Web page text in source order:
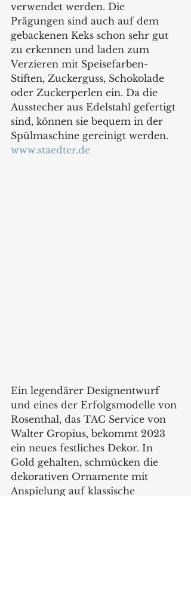
verwendet werden. Die
Prägungen sind auch auf dem
gebackenen Keks schon sehr gut
zu erkennen und laden zum
Verzieren mit Speisefarben-
Stiften, Zuckerguss, Schokolade
oder Zuckerperlen ein. Da die
Ausstecher aus Edelstahl gefertigt
sind, können sie bequem in der
Spülmaschine gereinigt werden.
www.staedter.de
Ein legendärer Designentwurf
und eines der Erfolgsmodelle von
Rosenthal, das TAC Service von
Walter Gropius, bekommt 2023
ein neues festliches Dekor. In
Gold gehalten, schmücken die
dekorativen Ornamente mit
Anspielung auf klassische